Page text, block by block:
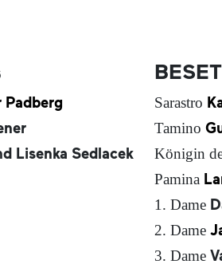
Padberg
Lisenka Sedlacek
Sarastro
Tamino
Königin
Pamina
1. Dame
2. Dame
3. Dame